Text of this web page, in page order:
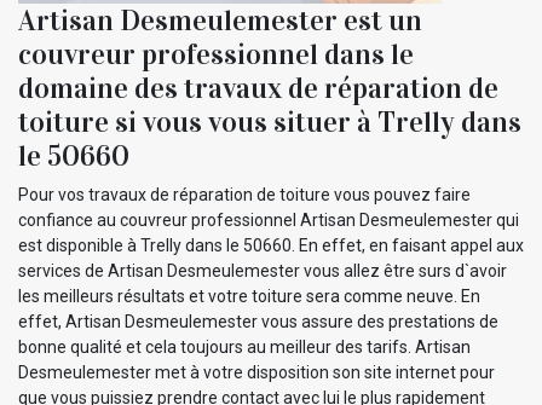
Artisan Desmeulemester est un
couvreur professionnel dans le
domaine des travaux de réparation de
toiture si vous vous situer à Trelly dans
le 50660
Pour vos travaux de réparation de toiture vous pouvez faire
confiance au couvreur professionnel Artisan Desmeulemester qui
est disponible à Trelly dans le 50660. En effet, en faisant appel aux
services de Artisan Desmeulemester vous allez être surs d`avoir
les meilleurs résultats et votre toiture sera comme neuve. En
effet, Artisan Desmeulemester vous assure des prestations de
bonne qualité et cela toujours au meilleur des tarifs. Artisan
Desmeulemester met à votre disposition son site internet pour
que vous puissiez prendre contact avec lui le plus rapidement